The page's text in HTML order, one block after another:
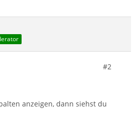
#2
anzeigen, dann siehst du